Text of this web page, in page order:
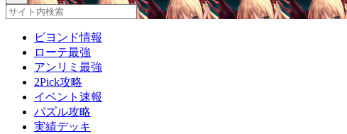
ビヨンド情報
ローテ最強
アンリミ最強
2Pick攻略
イベント速報
パズル攻略
実績デッキ